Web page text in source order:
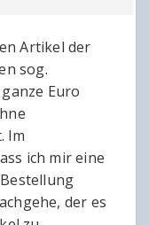
Artikel der
sog.
Euro
Im
ich mir eine
der es